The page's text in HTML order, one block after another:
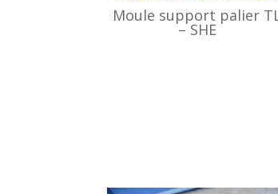
Moule support palier
– SHE